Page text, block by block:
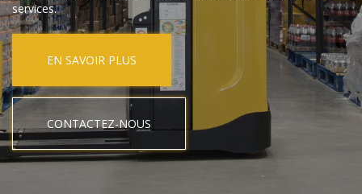
services.
EN SAVOIR PLUS
CONTACTEZ-NOUS